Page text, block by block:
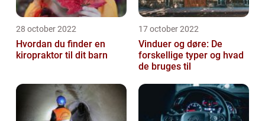
28 october 2022
Hvordan du finder en
kiropraktor til dit barn
17 october 2022
Vinduer og døre: De
forskellige typer og hvad
de bruges til